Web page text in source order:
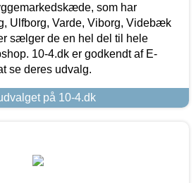
som har
Ulfborg, Varde, Viborg, Videbæk
sælger de en hel del til hele
10-4.dk er godkendt af E-
se deres udvalg.
på 10-4.dk